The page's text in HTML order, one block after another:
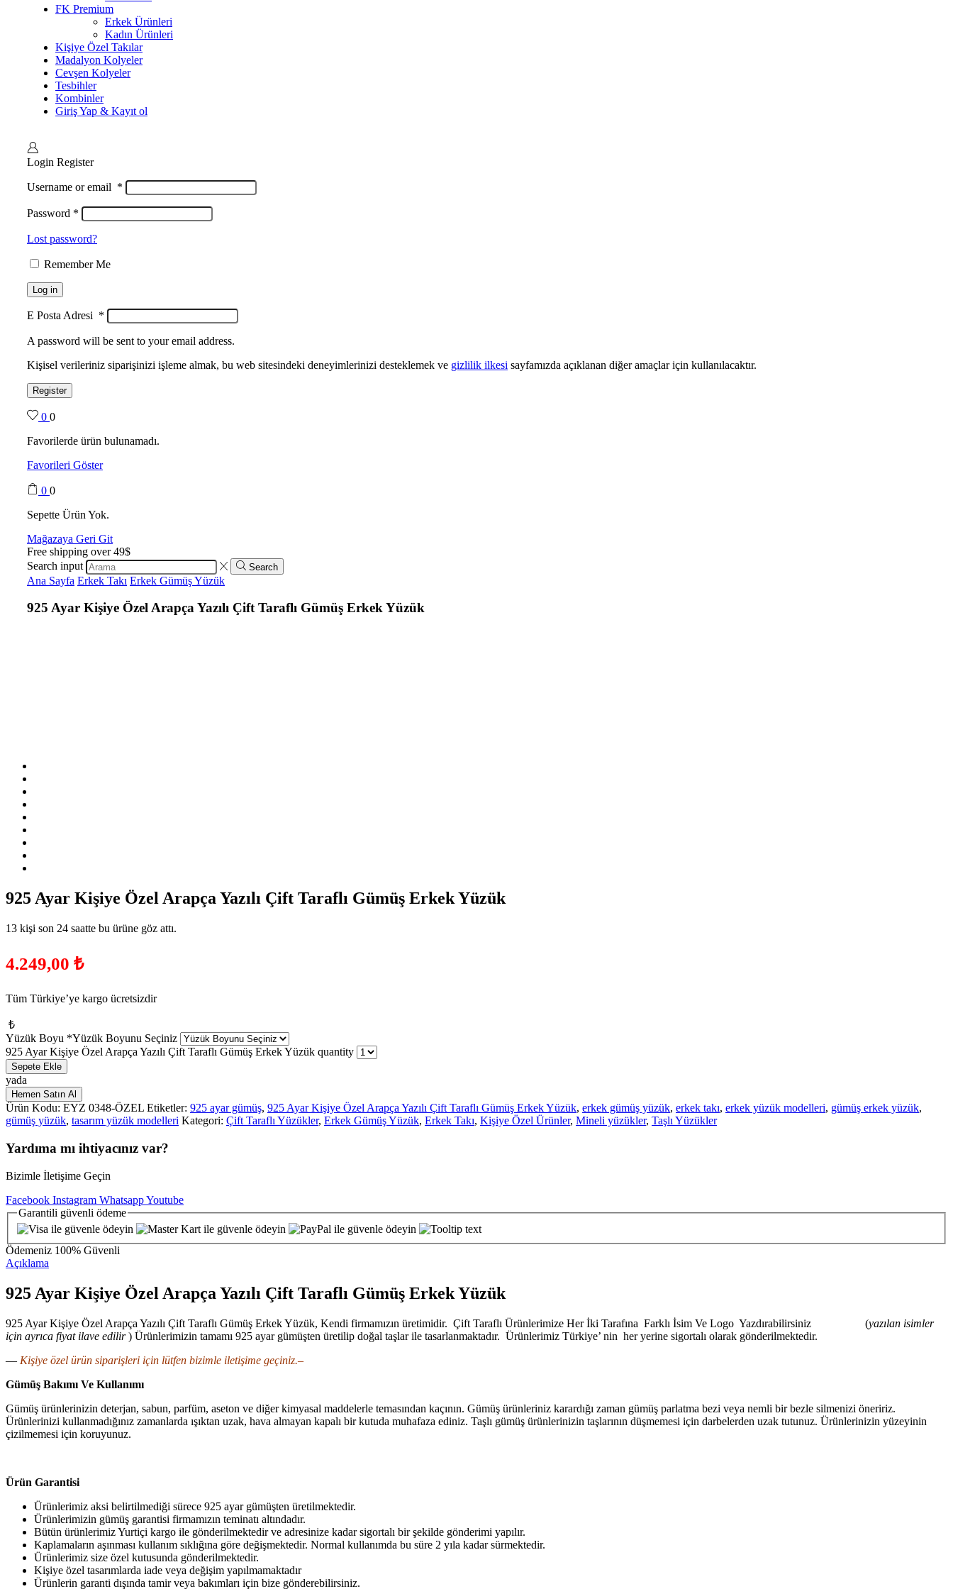
FK Premium
Erkek Ürünleri
Kadın Ürünleri
Kişiye Özel Takılar
Madalyon Kolyeler
Cevşen Kolyeler
Tesbihler
Kombinler
Giriş Yap & Kayıt ol
Login Register
Username or email *
Password *
Lost password?
Remember Me
Log in
E Posta Adresi *
A password will be sent to your email address.
Kişisel verileriniz siparişinizi işleme almak, bu web sitesindeki deneyimlerinizi desteklemek ve gizlilik ilkesi sayfamızda açıklanan diğer amaçlar için kullanılacaktır.
Register
0 0
Favorilerde ürün bulunamadı.
Favorileri Göster
0 0
Sepette Ürün Yok.
Mağazaya Geri Git
Free shipping over 49$
Search input
Search
Ana Sayfa Erkek Takı Erkek Gümüş Yüzük
925 Ayar Kişiye Özel Arapça Yazılı Çift Taraflı Gümüş Erkek Yüzük
925 Ayar Kişiye Özel Arapça Yazılı Çift Taraflı Gümüş Erkek Yüzük
13 kişi son 24 saatte bu ürüne göz attı.
4.249,00 ₺
Tüm Türkiye’ye kargo ücretsizdir
₺
Yüzük Boyu *Yüzük Boyunu Seçiniz
925 Ayar Kişiye Özel Arapça Yazılı Çift Taraflı Gümüş Erkek Yüzük quantity
Sepete Ekle
yada
Hemen Satın Al
Ürün Kodu: EYZ 0348-ÖZEL Etiketler: 925 ayar gümüş, 925 Ayar Kişiye Özel Arapça Yazılı Çift Taraflı Gümüş Erkek Yüzük, erkek gümüş yüzük, erkek takı, erkek yüzük modelleri, gümüş erkek yüzük,
gümüş yüzük, tasarım yüzük modelleri Kategori: Çift Taraflı Yüzükler, Erkek Gümüş Yüzük, Erkek Takı, Kişiye Özel Ürünler, Mineli yüzükler, Taşlı Yüzükler
Yardıma mı ihtiyacınız var?
Bizimle İletişime Geçin
Facebook Instagram WhatsappYoutube
Garantili güvenli ödeme
Ödemeniz 100% Güvenli
Açıklama
925 Ayar Kişiye Özel Arapça Yazılı Çift Taraflı Gümüş Erkek Yüzük
925 Ayar Kişiye Özel Arapça Yazılı Çift Taraflı Gümüş Erkek Yüzük, Kendi firmamızın üretimidir. Çift Taraflı Ürünlerimize Her İki Tarafına Farklı İsim Ve Logo Yazdırabilirsiniz (yazılan isimler
için ayrıca fiyat ilave edilir) Ürünlerimizin tamamı 925 ayar gümüşten üretilip doğal taşlar ile tasarlanmaktadır. Ürünlerimiz Türkiye’ nin her yerine sigortalı olarak gönderilmektedir.
— Kişiye özel ürün siparişleri için lütfen bizimle iletişime geçiniz.–
Gümüş Bakımı Ve Kullanımı
Gümüş ürünlerinizin deterjan, sabun, parfüm, aseton ve diğer kimyasal maddelerle temasından kaçının. Gümüş ürünleriniz karardığı zaman gümüş parlatma bezi veya nemli bir bezle silmenizi öneririz.
Ürünlerinizi kullanmadığınız zamanlarda ışıktan uzak, hava almayan kapalı bir kutuda muhafaza ediniz. Taşlı gümüş ürünlerinizin taşlarının düşmemesi için darbelerden uzak tutunuz. Ürünlerinizin yüzeyinin
çizilmemesi için koruyunuz.
Ürün Garantisi
Ürünlerimiz aksi belirtilmediği sürece 925 ayar gümüşten üretilmektedir.
Ürünlerimizin gümüş garantisi firmamızın teminatı altındadır.
Bütün ürünlerimiz Yurtiçi kargo ile gönderilmektedir ve adresinize kadar sigortalı bir şekilde gönderimi yapılır.
Kaplamaların aşınması kullanım sıklığına göre değişmektedir. Normal kullanımda bu süre 2 yıla kadar sürmektedir.
Ürünlerimiz size özel kutusunda gönderilmektedir.
Kişiye özel tasarımlarda iade veya değişim yapılmamaktadır
Ürünlerin garanti dışında tamir veya bakımları için bize gönderebilirsiniz.